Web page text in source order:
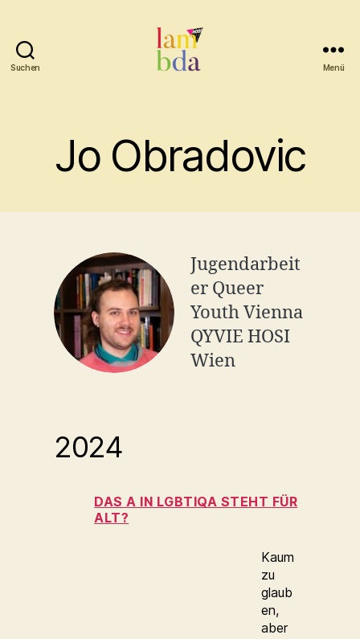
Suchen Menü
Jo Obradovic
Jugendarbeit
er Queer
Youth Vienna
QYVIE HOSI
Wien
2024
DAS A IN LGBTIQA STEHT FÜR
ALT?
Kaum
zu
glaub
en,
aber